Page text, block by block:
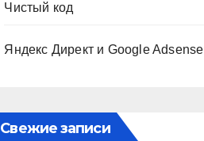
Чистый код
Яндекс Директ и Google Adsense
Свежие записи